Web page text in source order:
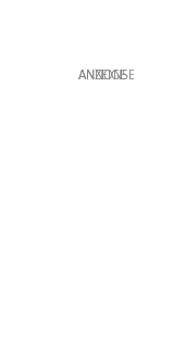
ANZEIGE